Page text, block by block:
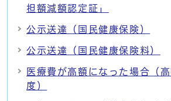
担額減額認定証」
公示送達（国民健康保険）
公示送達（国民健康保険料）
医療費が高額になった場合（
度）